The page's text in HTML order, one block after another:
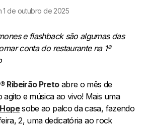
1 de outubro de 2025
e flashback são algumas das
conta do restaurante na 1ª
Ribeirão Pretoabre o mês de
e música ao vivo! Mais uma
sobe ao palco da casa, fazendo
2, uma dedicatória ao rock